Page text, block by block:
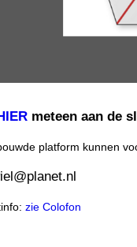
meteen aan de
platform kunnen
zie Colofon